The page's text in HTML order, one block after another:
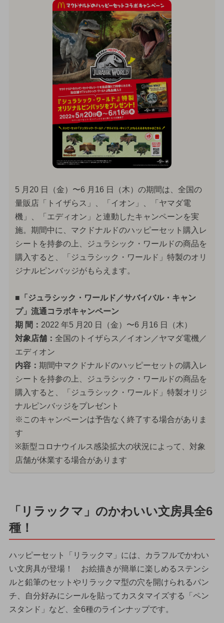
5 月20 日（金）〜6 月16 日（木）の期間は、全国の
量販店「トイザらス」、「イオン」、「ヤマダ電
機」、「エディオン」と連動したキャンペーンを実
施。期間中に、マクドナルドのハッピーセット購入レ
シートを持参の上、ジュラシック・ワールドの商品を
購入すると、「ジュラシック・ワールド」特製のオリ
ジナルピンバッジがもらえます。
■「ジュラシック・ワールド／サバイバル・キャン
プ」流通コラボキャンペーン
期 間： 2022 年5 月20 日（金）〜6 月16 日（木）
対象店舗： 全国のトイザらス／イオン／ヤマダ電機／
エディオン
内容： 期間中マクドナルドのハッピーセットの購入レ
シートを持参の上、ジュラシック・ワールドの商品を
購入すると、「ジュラシック・ワールド」特製オリジ
ナルピンバッジをプレゼント
※このキャンペーンは予告なく終了する場合がありま
す
※新型コロナウイルス感染拡大の状況によって、対象
店舗が休業する場合があります
「リラックマ」のかわいい文房具全6
種！
ハッピーセット「リラックマ」には、カラフルでかわい
い文房具が登場！ お絵描きが簡単に楽しめるステンシ
ルと鉛筆のセットやリラックマ型の穴を開けられるパン
チ、自分好みにシールを貼ってカスタマイズする「ペン
スタンド」など、全6種のラインナップです。